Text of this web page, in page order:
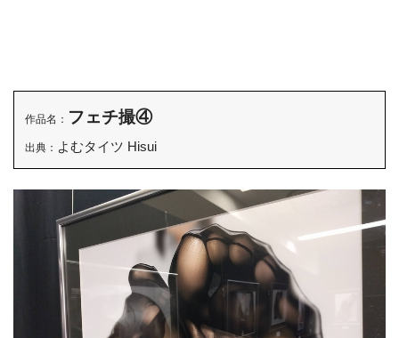
作品名： フェチ撮④
出典： よむタイツ Hisui